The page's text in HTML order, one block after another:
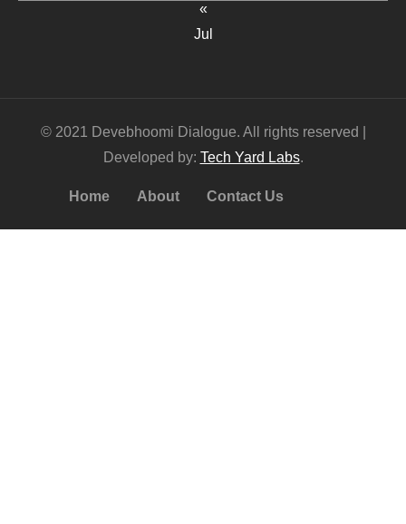
«
Jul
© 2021 Devebhoomi Dialogue. All rights reserved |
Developed by: Tech Yard Labs.
Home About Contact Us